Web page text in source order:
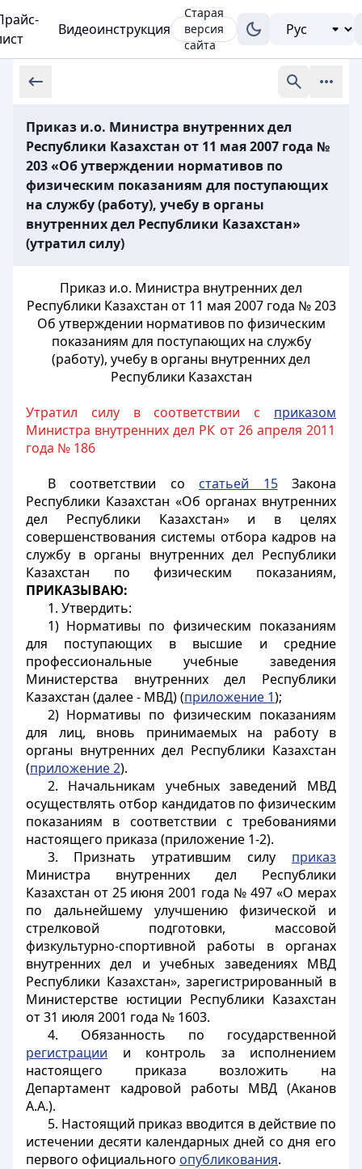
Видеоинструкция
Старая
версия
сайта
Приказ и.о. Министра внутренних дел
Республики Казахстан от 11 мая 2007 года №
203 «Об утверждении нормативов по
физическим показаниям для поступающих
на службу (работу), учебу в органы
внутренних дел Республики Казахстан»
(утратил силу)
Приказ и.о. Министра внутренних дел
Республики Казахстан от 11 мая 2007 года № 203
Об утверждении нормативов по физическим
показаниям для поступающих на службу
(работу), учебу в органы внутренних дел
Республики Казахстан
Утратил силу в соответствии с приказом
Министра внутренних дел РК от 26 апреля 2011
года № 186
В соответствии со статьей 15Закона
Республики Казахстан «Об органах внутренних
дел Республики Казахстан» и в целях
совершенствования системы отбора кадров на
службу в органы внутренних дел Республики
Казахстан по физическим показаниям,
ПРИКАЗЫВАЮ:
1. Утвердить:
1) Нормативы по физическим показаниям
для поступающих в высшие и средние
профессиональные учебные заведения
Министерства внутренних дел Республики
Казахстан (далее - МВД) (приложение 1);
2) Нормативы по физическим показаниям
для лиц, вновь принимаемых на работу в
органы внутренних дел Республики Казахстан
(приложение 2).
2. Начальникам учебных заведений МВД
осуществлять отбор кандидатов по физическим
показаниям в соответствии с требованиями
настоящего приказа (приложение 1-2).
3. Признать утратившим силу приказ
Министра внутренних дел Республики
Казахстан от 25 июня 2001 года № 497 «О мерах
по дальнейшему улучшению физической и
стрелковой подготовки, массовой
физкультурно-спортивной работы в органах
внутренних дел и учебных заведениях МВД
Республики Казахстан», зарегистрированный в
Министерстве юстиции Республики Казахстан
от 31 июля 2001 года № 1603.
4. Обязанность по государственной
регистрации и контроль за исполнением
настоящего приказа возложить на
Департамент кадровой работы МВД (Аканов
А.А.).
5. Настоящий приказ вводится в действие по
истечении десяти календарных дней со дня его
первого официального опубликования.